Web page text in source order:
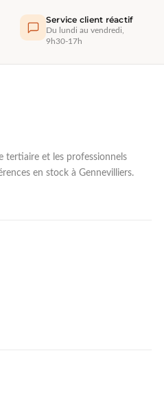
Service client réactif
Du lundi au vendredi,
9h30-17h
tertiaire et les professionnels
en stock à Gennevilliers.